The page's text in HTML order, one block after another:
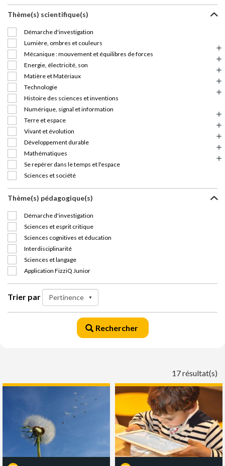
Thème(s) scientifique(s)
Démarche d'investigation
Lumière, ombres et couleurs
Mécanique : mouvement et équilibres de forces
Energie, électricité, son
Matière et Matériaux
Technologie
Histoire des sciences et inventions
Numérique, signal et information
Terre et espace
Vivant et évolution
Développement durable
Mathématiques
Se repérer dans le temps et l'espace
Sciences et société
Thème(s) pédagogique(s)
Démarche d'investigation
Sciences et esprit critique
Sciences cognitives et éducation
Interdisciplinarité
Sciences et langage
Application FizziQ Junior
Trier par
Rechercher
17 résultat(s)